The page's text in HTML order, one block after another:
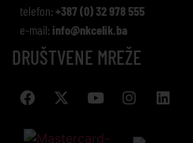
telefon: +387 (0) 32 978 555
e-mail: info@nkcelik.ba
DRUŠTVENE MREŽE